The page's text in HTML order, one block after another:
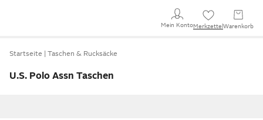
Mein KontoMerkzettel Warenkorb
Startseite Taschen & Rucksäcke
U.S. Polo Assn Taschen